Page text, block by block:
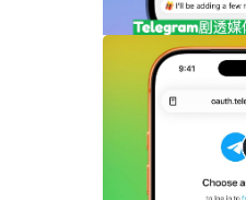
频内容完整指南